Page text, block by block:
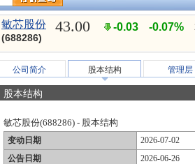
敏芯股份
(688286)
43.00 -0.03 -0.07%
公司简介 股本结构 管理层
股本结构
敏芯股份(688286) - 股本结构
变动日期
2026-07-02
公告日期
2026-06-26